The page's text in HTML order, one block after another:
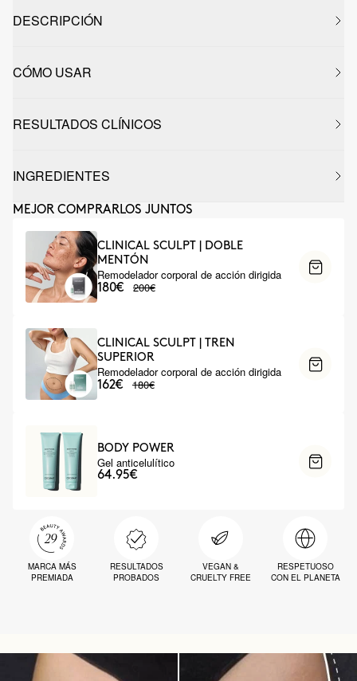
DESCRIPCIÓN
CÓMO USAR
RESULTADOS CLÍNICOS
INGREDIENTES
MEJOR COMPRARLOS JUNTOS
CLINICAL SCULPT | DOBLE
MENTÓN
Remodelador corporal de acción dirigida
180€ 200€
CLINICAL SCULPT | TREN
SUPERIOR
Remodelador corporal de acción dirigida
162€ 180€
BODY POWER
Gel anticelulítico
64.95€
MARCA MÁS
PREMIADA
RESULTADOS
PROBADOS
VEGAN &
CRUELTY FREE
RESPETUOSO
CON EL PLANETA